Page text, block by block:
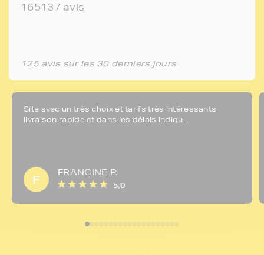
165137 avis
125 avis sur les 30 derniers jours
Site avec un très choix et tarifs très intéressants
livraison rapide et dans les délais indiqu...
F
FRANCINE P.
5,0